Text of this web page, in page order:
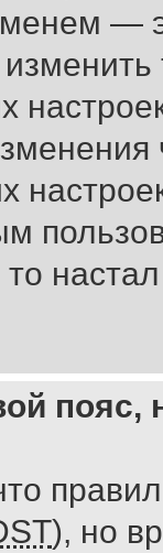
—
пояс,
), но